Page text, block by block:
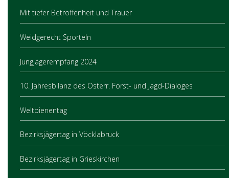
Mit tiefer Betroffenheit und Trauer
Weidgerecht Sporteln
Jungjägerempfang 2024
10. Jahresbilanz des Österr. Forst- und Jagd-Dialoges
Weltbienentag
Bezirksjägertag in Vöcklabruck
Bezirksjägertag in Grieskirchen